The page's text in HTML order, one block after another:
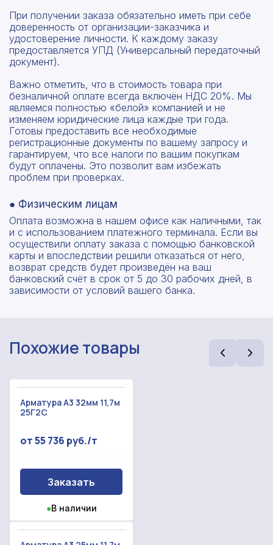
При получении заказа обязательно иметь при себе
доверенность от организации-заказчика и
удостоверение личности. К каждому заказу
предоставляется УПД (Универсальный передаточный
документ).
Важно отметить, что в стоимость товара при
безналичной оплате всегда включён НДС 20%. Мы
являемся полностью «белой» компанией и не
изменяем юридические лица каждые три года.
Готовы предоставить все необходимые
регистрационные документы по вашему запросу и
гарантируем, что все налоги по вашим покупкам
будут оплачены. Это позволит вам избежать
проблем при проверках.
● Физическим лицам
Оплата возможна в нашем офисе как наличными, так
и с использованием платежного терминала. Если вы
осуществили оплату заказа с помощью банковской
карты и впоследствии решили отказаться от него,
возврат средств будет произведён на ваш
банковский счёт в срок от 5 до 30 рабочих дней, в
зависимости от условий вашего банка.
Похожие товары
Арматура А3 32мм 11,7м
25Г2С
от 55 736 руб./т
Заказать
●В наличии